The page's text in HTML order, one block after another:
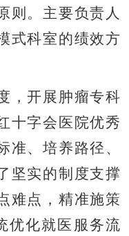
则。 主要负责人
式科室的绩效方
，开展肿瘤专科
十字会医院优秀
、培养路径、
坚实的制度支撑
难点，精准施策
优化就医服务流